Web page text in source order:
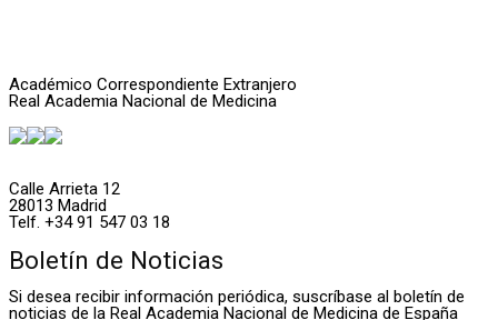
Académico Correspondiente Extranjero
Real Academia Nacional de Medicina
Calle Arrieta 12
28013 Madrid
Telf. +34 91 547 03 18
Boletín de Noticias
Si desea recibir información periódica, suscríbase al boletín de
noticias de la Real Academia Nacional de Medicina de España